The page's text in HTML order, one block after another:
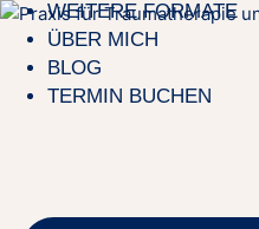
WEITERE FORMATE
ÜBER MICH
BLOG
TERMIN BUCHEN